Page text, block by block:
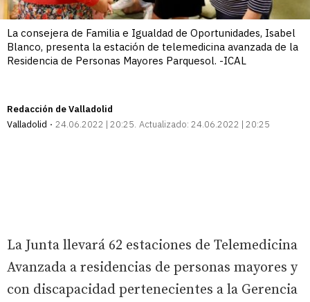
La consejera de Familia e Igualdad de Oportunidades, Isabel
Blanco, presenta la estación de telemedicina avanzada de la
Residencia de Personas Mayores Parquesol. -ICAL
Redacción de Valladolid
Valladolid
24.06.2022 | 20:25 Actualizado: 24.06.2022 | 20:25
La Junta llevará 62 estaciones de Telemedicina
Avanzada a residencias de personas mayores y
con discapacidad pertenecientes a la Gerencia